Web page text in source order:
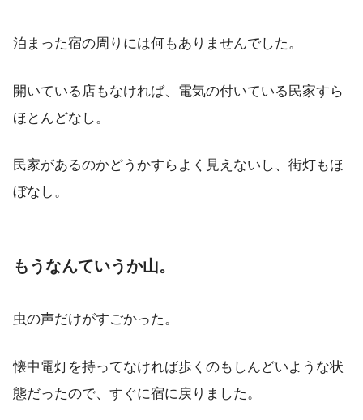
泊まった宿の周りには何もありませんでした。
開いている店もなければ、電気の付いている民家すら
ほとんどなし。
民家があるのかどうかすらよく見えないし、街灯もほ
ぼなし。
もうなんていうか山。
虫の声だけがすごかった。
懐中電灯を持ってなければ歩くのもしんどいような状
態だったので、すぐに宿に戻りました。